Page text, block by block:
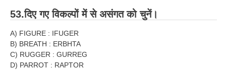
53.दिए गए विकल्पों में से असंगत को चुनें।
A) FIGURE : IFUGER
B) BREATH : ERBHTA
C) RUGGER : GURREG
D) PARROT : RAPTOR